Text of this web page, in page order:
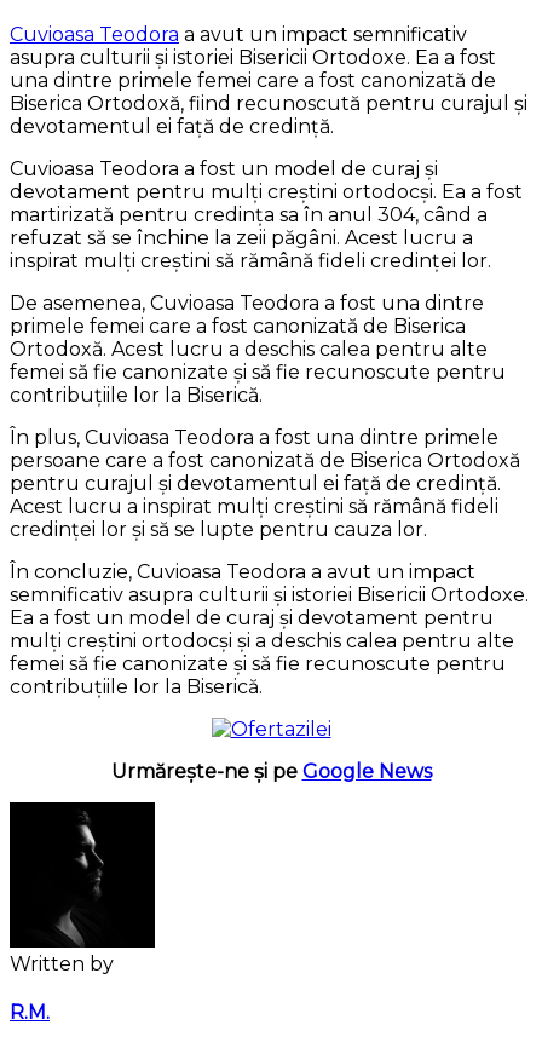
Cuvioasa Teodora a avut un impact semnificativ
asupra culturii și istoriei Bisericii Ortodoxe. Ea a fost
una dintre primele femei care a fost canonizată de
Biserica Ortodoxă, fiind recunoscută pentru curajul și
devotamentul ei față de credință.
Cuvioasa Teodora a fost un model de curaj și
devotament pentru mulți creștini ortodocși. Ea a fost
martirizată pentru credința sa în anul 304, când a
refuzat să se închine la zeii păgâni. Acest lucru a
inspirat mulți creștini să rămână fideli credinței lor.
De asemenea, Cuvioasa Teodora a fost una dintre
primele femei care a fost canonizată de Biserica
Ortodoxă. Acest lucru a deschis calea pentru alte
femei să fie canonizate și să fie recunoscute pentru
contribuțiile lor la Biserică.
În plus, Cuvioasa Teodora a fost una dintre primele
persoane care a fost canonizată de Biserica Ortodoxă
pentru curajul și devotamentul ei față de credință.
Acest lucru a inspirat mulți creștini să rămână fideli
credinței lor și să se lupte pentru cauza lor.
În concluzie, Cuvioasa Teodora a avut un impact
semnificativ asupra culturii și istoriei Bisericii Ortodoxe.
Ea a fost un model de curaj și devotament pentru
mulți creștini ortodocși și a deschis calea pentru alte
femei să fie canonizate și să fie recunoscute pentru
contribuțiile lor la Biserică.
Urmărește-ne și pe Google News
Written by
R.M.